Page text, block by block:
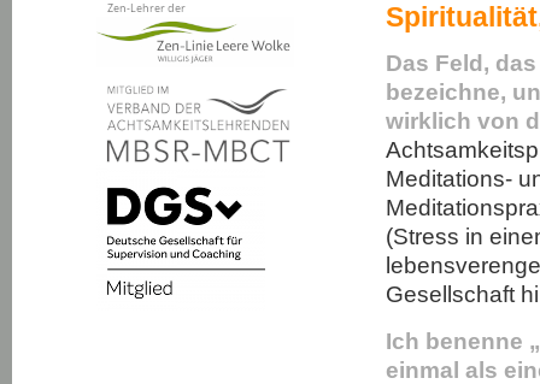
Das Feld,
bezeichne,
wirklich von
Meditations-
(Stress in
Gesellschaft
Ich benenne
einmal als